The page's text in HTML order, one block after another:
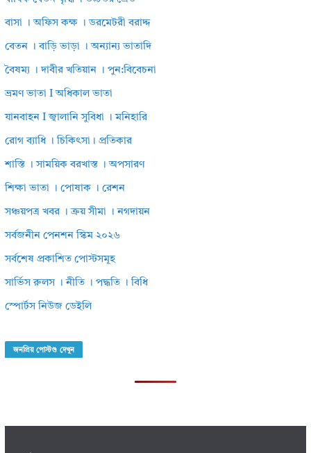
বাসা । অফিস কক্ষ । ডরমেটরী বরাদ্দ
বেতন । বাড়ি ভাড়া । অন্যান্য ভাতাদি
বৈষম্য । দাবীর খতিয়ান । পুন:বিবেচনা
ভ্রমণ ভাতা I অধিকাল ভাতা
যানবাহন I জ্বালানি সুবিধা । মনিহারি
রোগ ব্যাধি । চিকিৎসা। প্রতিকার
শাস্তি । সাময়িক বরখাস্ত । অপসারণ
শিক্ষা ভাতা । পোষাক । রেশন
সঞ্চয়পত্র খবর । ক্রয় সীমা । নগদায়ন
সর্বজনীন পেনশন স্কিম ২০২৬
সর্বশেষ প্রকাশিত পোস্টসমূহ
সার্ভিস রুলস । নীতি । পদ্ধতি । বিধি
স্পোর্টস নিউজ ডেইলি
জনপ্রিয় পোস্টগু দেখুন